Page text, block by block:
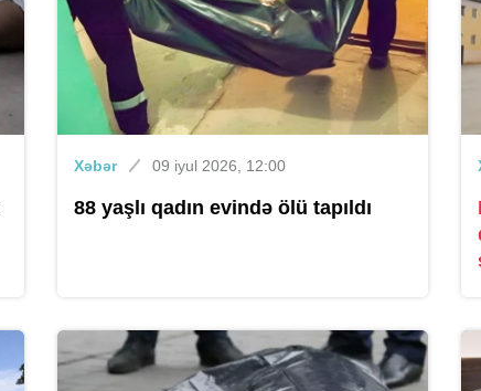
Xəbər 09 iyul 2026, 12:00
88 yaşlı qadın evində ölü tapıldı